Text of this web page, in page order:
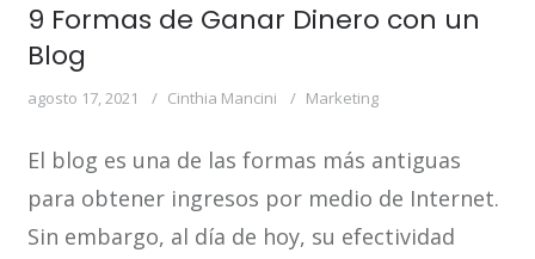
9 Formas de Ganar Dinero con un
Blog
agosto 17, 2021 Cinthia Mancini Marketing
El blog es una de las formas más antiguas
para obtener ingresos por medio de Internet.
Sin embargo, al día de hoy, su efectividad